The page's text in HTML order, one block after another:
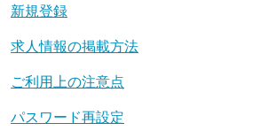
新規登録
求人情報の掲載方法
ご利用上の注意点
パスワード再設定